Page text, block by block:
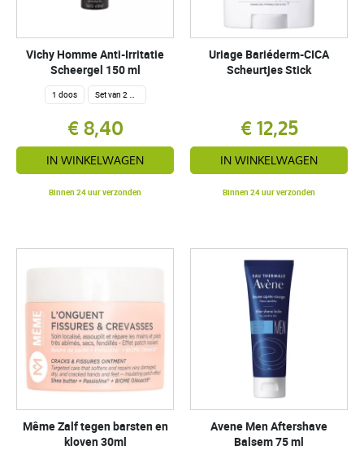
Vichy Homme Anti-Irritatie
Scheergel 150 ml
1 doos Set van 2 dozen
€ 8,40
IN WINKELWAGEN
Binnen 24 uur verzonden
Uriage Bariéderm-CICA
Scheurtjes Stick
€ 12,25
IN WINKELWAGEN
Binnen 24 uur verzonden
Même Zalf tegen barsten en
kloven 30ml
Avene Men Aftershave
Balsem 75 ml